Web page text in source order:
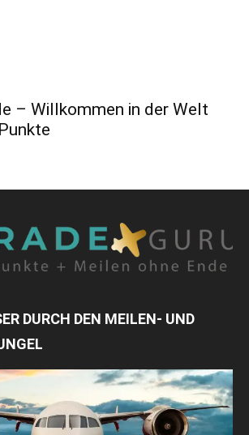
– Willkommen in der Welt
DURCH DEN MEILEN- UND